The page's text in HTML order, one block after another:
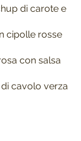
di carote e
cipolle rosse
con salsa
cavolo verza